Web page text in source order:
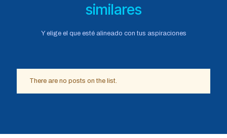
similares
Y elige el que esté alineado con tus aspiraciones
There are no posts on the list.